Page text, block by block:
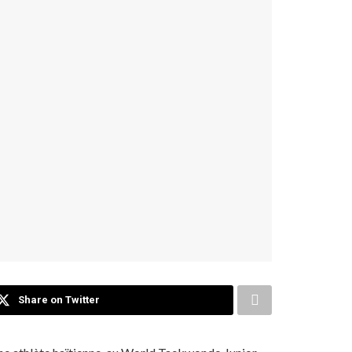
Share on Twitter